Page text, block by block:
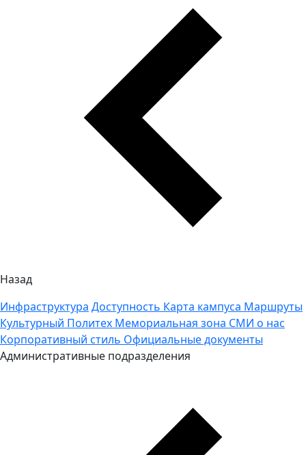
Назад
Инфраструктура Доступность Карта кампуса Маршруты
Культурный Политех Мемориальная зона СМИ о нас
Корпоративный стиль Официальные документы
Административные подразделения